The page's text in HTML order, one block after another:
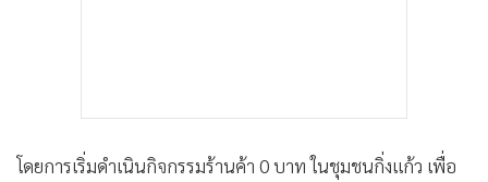
โดยการเริ่มดำเนินกิจกรรมร้านค้า 0 บาท ในชุมชนกิ่งแก้ว เพื่อ